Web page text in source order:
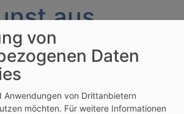
aus
- Mehr als
jetzt
München
von
Daten
Anwendungen von Drittanbietern
möchten. Für weitere Informationen